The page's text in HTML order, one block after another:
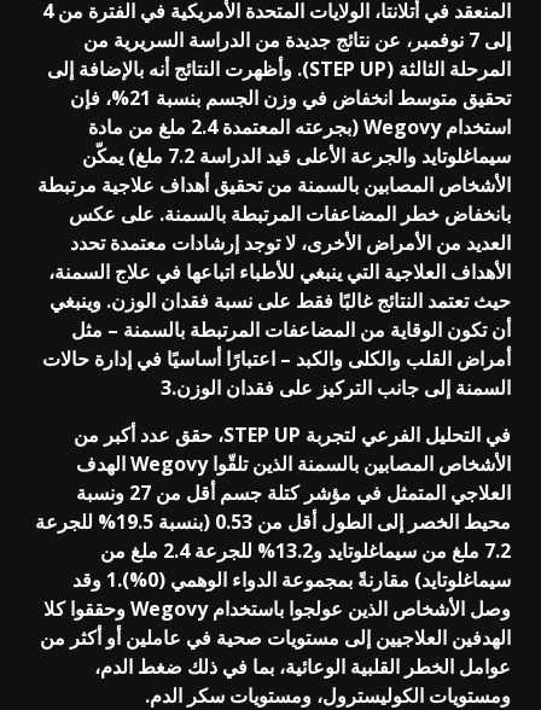
المنعقد في أتلانتا، الولايات المتحدة الأمريكية في الفترة من 4
إلى 7 نوفمبر، عن نتائج جديدة من الدراسة السريرية من
المرحلة الثالثة (STEP UP). وأظهرت النتائج أنه بالإضافة إلى
تحقيق متوسط انخفاض في وزن الجسم بنسبة 21%، فإن
استخدام Wegovy (بجرعته المعتمدة 2.4 ملغ من مادة
سيماغلوتايد والجرعة الأعلى قيد الدراسة 7.2 ملغ) يمكّن
الأشخاص المصابين بالسمنة من تحقيق أهداف علاجية مرتبطة
بانخفاض خطر المضاعفات المرتبطة بالسمنة. على عكس
العديد من الأمراض الأخرى، لا توجد إرشادات معتمدة تحدد
الأهداف العلاجية التي ينبغي للأطباء اتباعها في علاج السمنة،
حيث تعتمد النتائج غالبًا فقط على نسبة فقدان الوزن. وينبغي
أن تكون الوقاية من المضاعفات المرتبطة بالسمنة – مثل
أمراض القلب والكلى والكبد – اعتبارًا أساسيًا في إدارة حالات
السمنة إلى جانب التركيز على فقدان الوزن.3
في التحليل الفرعي لتجربة STEP UP، حقق عدد أكبر من
الأشخاص المصابين بالسمنة الذين تلقّوا Wegovy الهدف
العلاجي المتمثل في مؤشر كتلة جسم أقل من 27 ونسبة
محيط الخصر إلى الطول أقل من 0.53 (بنسبة 19.5% للجرعة
7.2 ملغ من سيماغلوتايد و13.2% للجرعة 2.4 ملغ من
سيماغلوتايد) مقارنةً بمجموعة الدواء الوهمي (0%).1 وقد
وصل الأشخاص الذين عولجوا باستخدام Wegovy وحققوا كلا
الهدفين العلاجيين إلى مستويات صحية في عاملين أو أكثر من
عوامل الخطر القلبية الوعائية، بما في ذلك ضغط الدم،
ومستويات الكوليسترول، ومستويات سكر الدم.